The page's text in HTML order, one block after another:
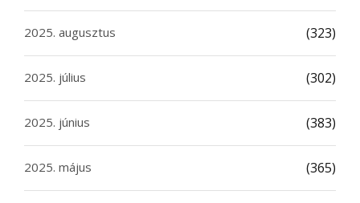
2025. augusztus (323)
2025. július (302)
2025. június (383)
2025. május (365)